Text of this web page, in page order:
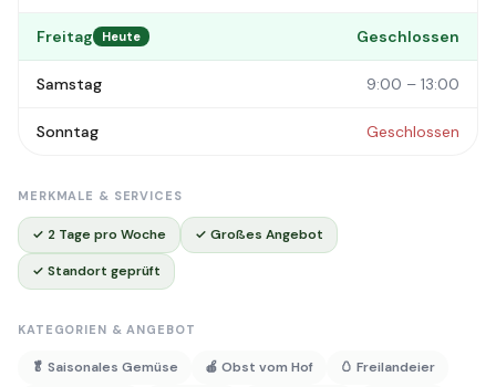
Freitag Heute Geschlossen
Samstag 9:00 – 13:00
Sonntag Geschlossen
MERKMALE & SERVICES
✓ 2 Tage pro Woche ✓ Großes Angebot
✓ Standort geprüft
KATEGORIEN & ANGEBOT
🥬 Saisonales Gemüse 🍎 Obst vom Hof
🥚 Freilandeier